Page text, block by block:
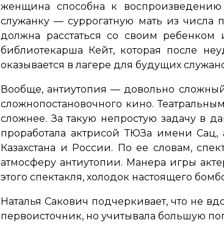
женщина способна к
служанку — суррогатную мать из
должна расстаться со своим
библиотекарша Кейт, которая после
оказывается в лагере для будущих
Вообще, антиутопия — довольно
сложнопостановочного кино.
сложнее. За такую непростую задачу в
проработала актрисой ТЮЗа имени Сац,
Казахстана и России. По ее словам,
атмосферу антиутопии. Манера игры
этого спектакля, холодок настоящего
Наталья Сакович подчеркивает, что не
первоисточник, но учитывала большую